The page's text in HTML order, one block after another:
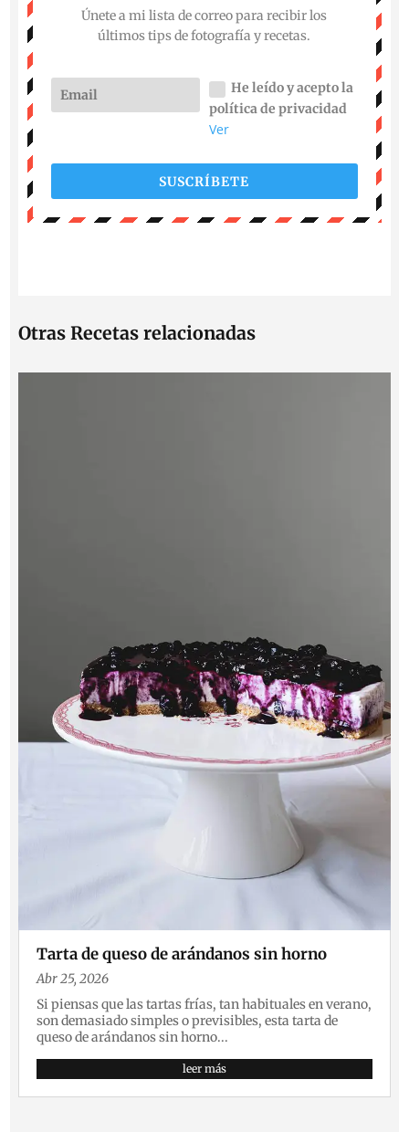
Únete a mi lista de correo para recibir los
últimos tips de fotografía y recetas.
He leído y acepto la
política de privacidad
Ver
SUSCRÍBETE
Otras Recetas relacionadas
Tarta de queso de arándanos sin horno
Abr 25, 2026
Si piensas que las tartas frías, tan habituales en verano,
son demasiado simples o previsibles, esta tarta de
queso de arándanos sin horno...
leer más